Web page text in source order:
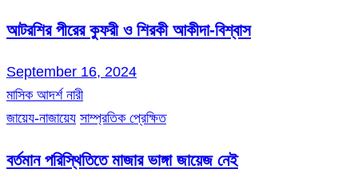
আটরশির পীরের কুফরী ও শিরকী আকীদা-বিশ্বাস
September 16, 2024
মাসিক আদর্শ নারী
জায়েয-নাজায়েয সাম্প্রতিক প্রেক্ষিত
বর্তমান পরিস্থিতিতে মাজার ভাঙ্গা জায়েজ নেই